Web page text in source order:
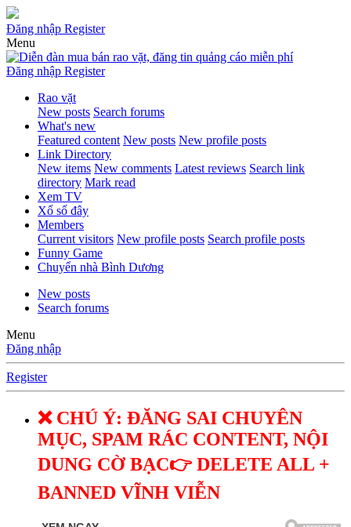
Đăng nhập Register
Menu
Đăng nhập Register
Rao vặt
New posts Search forums
What's new
Featured content New posts New profile posts
Link Directory
New items New comments Latest reviews Search link
directory Mark read
Xem TV
Xổ số đây
Members
Current visitors New profile posts Search profile posts
Funny Game
Chuyển nhà Bình Dương
New posts
Search forums
Menu
Đăng nhập
Register
❌ CHÚ Ý: ĐĂNG SAI CHUYÊN
MỤC, SPAM RÁC CONTENT, NỘI
DUNG CỜ BẠC👉 DELETE ALL +
BANNED VĨNH VIỄN